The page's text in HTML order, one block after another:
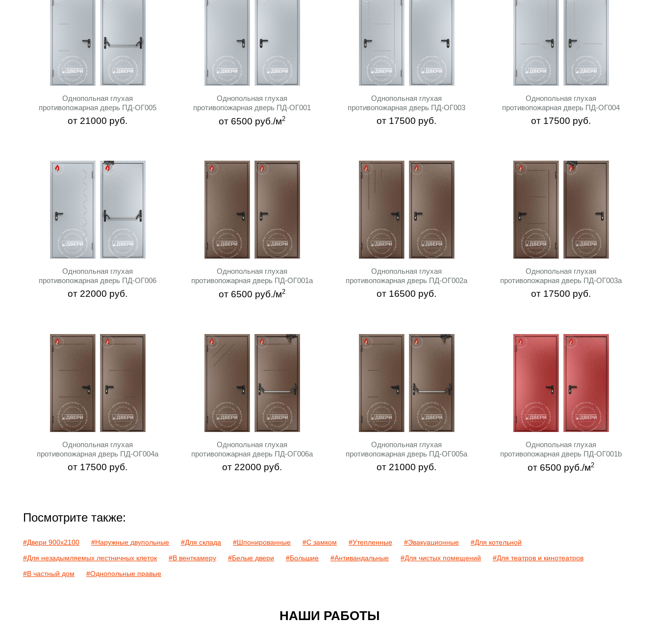
Однопольная глухая
противопожарная дверь ПД-ОГ005
от 21000 руб.
Однопольная глухая
противопожарная дверь ПД-ОГ001
от 6500 руб./м2
Однопольная глухая
противопожарная дверь ПД-ОГ003
от 17500 руб.
Однопольная глухая
противопожарная дверь ПД-ОГ004
от 17500 руб.
Однопольная глухая
противопожарная дверь ПД-ОГ006
от 22000 руб.
Однопольная глухая
противопожарная дверь ПД-ОГ001a
от 6500 руб./м2
Однопольная глухая
противопожарная дверь ПД-ОГ002a
от 16500 руб.
Однопольная глухая
противопожарная дверь ПД-ОГ003a
от 17500 руб.
Однопольная глухая
противопожарная дверь ПД-ОГ004a
от 17500 руб.
Однопольная глухая
противопожарная дверь ПД-ОГ006a
от 22000 руб.
Однопольная глухая
противопожарная дверь ПД-ОГ005a
от 21000 руб.
Однопольная глухая
противопожарная дверь ПД-ОГ001b
от 6500 руб./м2
Посмотрите также:
#Двери 900х2100 #Наружные двупольные #Для склада #Шпонированные #С замком #Утепленные #Эвакуационные
#Для котельной
#Для незадымляемых лестничных клеток
#В венткамеру #Белые двери #Большие #Антивандальные #Для чистых помещений
#Для театров и кинотеатров
#В частный дом
#Однопольные правые
НАШИ РАБОТЫ